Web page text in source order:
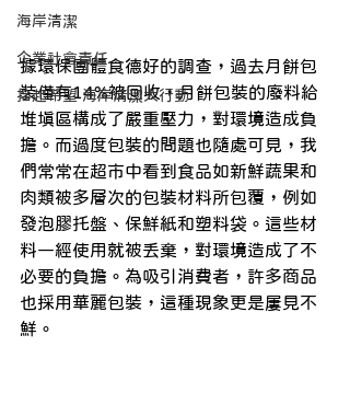
海岸清潔
企業社會責任
拾起希望 海岸清潔大行動
據環保團體食德好的調查，過去月餅包
裝僅有14%被回收，月餅包裝的廢料給
堆填區構成了嚴重壓力，對環境造成負
擔。而過度包裝的問題也隨處可見，我
們常常在超市中看到食品如新鮮蔬果和
肉類被多層次的包裝材料所包覆，例如
發泡膠托盤、保鮮紙和塑料袋。這些材
料一經使用就被丟棄，對環境造成了不
必要的負擔。為吸引消費者，許多商品
也採用華麗包裝，這種現象更是屢見不
鮮。